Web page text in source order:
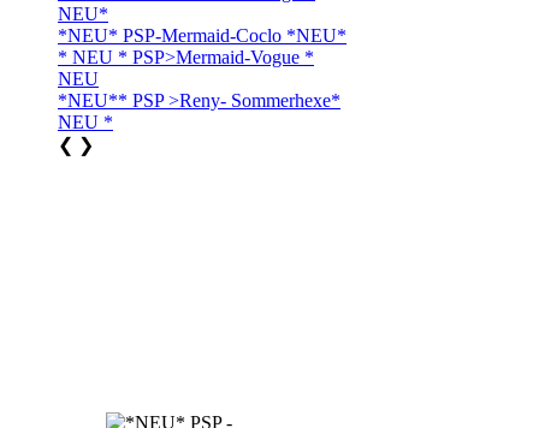
NEU*
*NEU* PSP-Mermaid-Coclo *NEU*
* NEU * PSP>Mermaid-Vogue *
NEU
*NEU** PSP >Reny- Sommerhexe*
NEU *
❮ ❯